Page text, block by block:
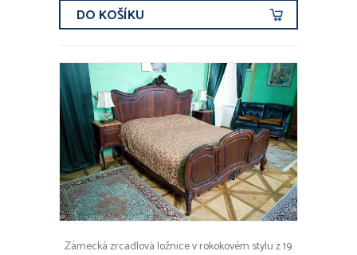
DO KOŠÍKU
Zámecká zrcadlová ložnice v rokokovém stylu z 19.